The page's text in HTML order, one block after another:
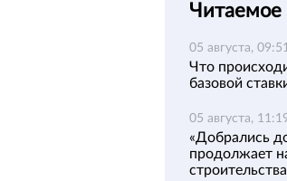
Читаемое
05 августа,
Что
базовой
05 августа,
«Добрались
продолжает